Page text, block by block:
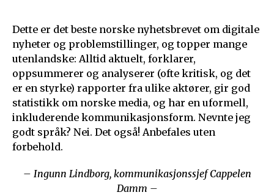
Dette er det beste norske nyhetsbrevet om digitale
nyheter og problemstillinger, og topper mange
utenlandske: Alltid aktuelt, forklarer,
oppsummerer og analyserer (ofte kritisk, og det
er en styrke) rapporter fra ulike aktører, gir god
statistikk om norske media, og har en uformell,
inkluderende kommunikasjonsform. Nevnte jeg
godt språk? Nei. Det også! Anbefales uten
forbehold.
– Ingunn Lindborg, kommunikasjonssjef Cappelen
Damm –